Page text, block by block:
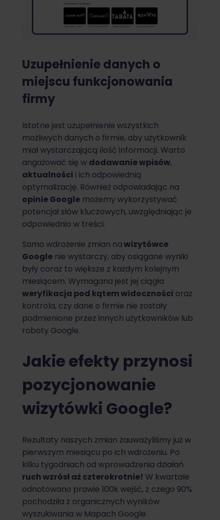
Uzupełnienie danych o
miejscu funkcjonowania
firmy
Istotne jest uzupełnienie wszystkich
możliwych danych o firmie, aby użytkownik
miał wystarczającą ilość informacji. Warto
angażować się w dodawanie wpisów,
aktualności i ich odpowiednią
optymalizację. Również odpowiadając na
opinie Google możemy wykorzystywać
potencjał słów kluczowych, uwzględniając je
odpowiednio w treści.
Samo wdrożenie zmian nawizytówce
Google nie wystarczy, aby osiągane wyniki
były coraz to większe z każdym kolejnym
miesiącem. Wymagana jest jej ciągła
weryfikacja pod kątem widoczności oraz
kontrola, czy dane o firmie nie zostały
podmienione przez innych użytkowników lub
roboty Google.
Jakie efekty przynosi
pozycjonowanie
wizytówki Google?
Rezultaty naszych zmian zauważyliśmy już w
pierwszym miesiącu po ich wdrożeniu. Po
kilku tygodniach od wprowadzenia działań
ruch wzrósł aż czterokrotnie! W kwartale
odnotowano prawie 100k wejść, z czego 90%
pochodziła z organicznych wyników
wyszukiwania w Mapach Google.